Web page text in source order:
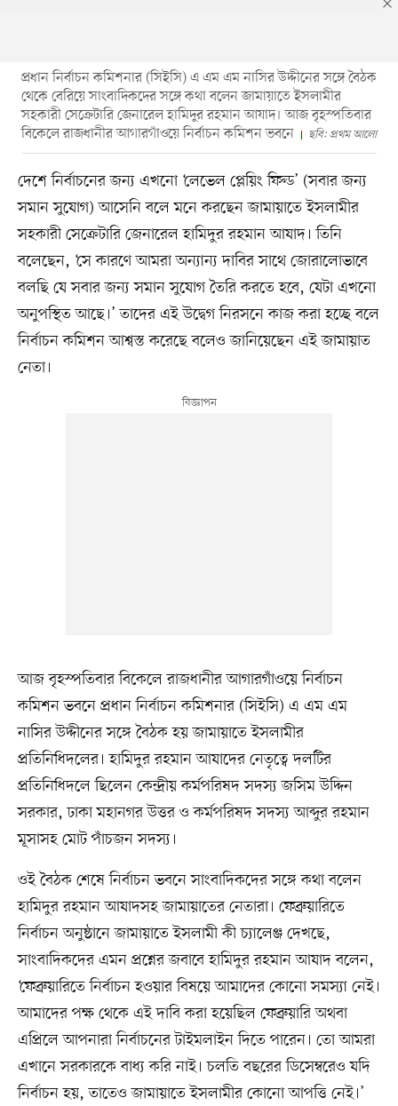
প্রধান নির্বাচন কমিশনার (সিইসি) এ এম এম নাসির উদ্দীনের সঙ্গে বৈঠক
থেকে বেরিয়ে সাংবাদিকদের সঙ্গে কথা বলেন জামায়াতে ইসলামীর
সহকারী সেক্রেটারি জেনারেল হামিদুর রহমান আযাদ। আজ বৃহস্পতিবার
বিকেলে রাজধানীর আগারগাঁওয়ে নির্বাচন কমিশন ভবনে
ছবি: প্রথম আলো
দেশে নির্বাচনের জন্য এখনো ‘লেভেল প্লেয়িং ফিল্ড’ (সবার জন্য
সমান সুযোগ) আসেনি বলে মনে করছেন জামায়াতে ইসলামীর
সহকারী সেক্রেটারি জেনারেল হামিদুর রহমান আযাদ। তিনি
বলেছেন, ‘সে কারণে আমরা অন্যান্য দাবির সাথে জোরালোভাবে
বলছি যে সবার জন্য সমান সুযোগ তৈরি করতে হবে, যেটা এখনো
অনুপস্থিত আছে।’ তাদের এই উদ্বেগ নিরসনে কাজ করা হচ্ছে বলে
নির্বাচন কমিশন আশ্বস্ত করেছে বলেও জানিয়েছেন এই জামায়াত
নেতা।
আজ বৃহস্পতিবার বিকেলে রাজধানীর আগারগাঁওয়ে নির্বাচন
কমিশন ভবনে প্রধান নির্বাচন কমিশনার (সিইসি) এ এম এম
নাসির উদ্দীনের সঙ্গে বৈঠক হয় জামায়াতে ইসলামীর
প্রতিনিধিদলের। হামিদুর রহমান আযাদের নেতৃত্বে দলটির
প্রতিনিধিদলে ছিলেন কেন্দ্রীয় কর্মপরিষদ সদস্য জসিম উদ্দিন
সরকার, ঢাকা মহানগর উত্তর ও কর্মপরিষদ সদস্য আব্দুর রহমান
মূসাসহ মোট পাঁচজন সদস্য।
ওই বৈঠক শেষে নির্বাচন ভবনে সাংবাদিকদের সঙ্গে কথা বলেন
হামিদুর রহমান আযাদসহ জামায়াতের নেতারা। ফেব্রুয়ারিতে
নির্বাচন অনুষ্ঠানে জামায়াতে ইসলামী কী চ্যালেঞ্জ দেখছে,
সাংবাদিকদের এমন প্রশ্নের জবাবে হামিদুর রহমান আযাদ বলেন,
‘ফেব্রুয়ারিতে নির্বাচন হওয়ার বিষয়ে আমাদের কোনো সমস্যা নেই।
আমাদের পক্ষ থেকে এই দাবি করা হয়েছিল ফেব্রুয়ারি অথবা
এপ্রিলে আপনারা নির্বাচনের টাইমলাইন দিতে পারেন। তো আমরা
এখানে সরকারকে বাধ্য করি নাই। চলতি বছরের ডিসেম্বরেও যদি
নির্বাচন হয়, তাতেও জামায়াতে ইসলামীর কোনো আপত্তি নেই।’